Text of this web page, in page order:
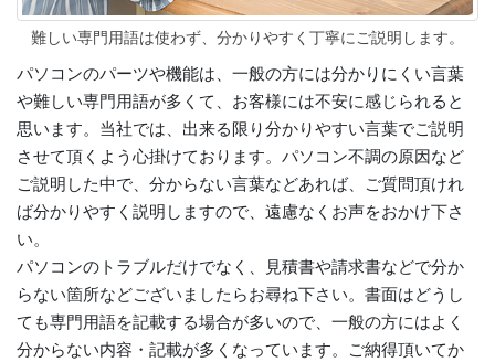
難しい専門用語は使わず、分かりやすく丁寧にご説明します。
パソコンのパーツや機能は、一般の方には分かりにくい言葉
や難しい専門用語が多くて、お客様には不安に感じられると
思います。当社では、出来る限り分かりやすい言葉でご説明
させて頂くよう心掛けております。パソコン不調の原因など
ご説明した中で、分からない言葉などあれば、ご質問頂けれ
ば分かりやすく説明しますので、遠慮なくお声をおかけ下さ
い。
パソコンのトラブルだけでなく、見積書や請求書などで分か
らない箇所などございましたらお尋ね下さい。書面はどうし
ても専門用語を記載する場合が多いので、一般の方にはよく
分からない内容・記載が多くなっています。ご納得頂いてか